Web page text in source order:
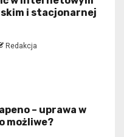
i stacjonarnej
Redakcja
– uprawa w
możliwe?